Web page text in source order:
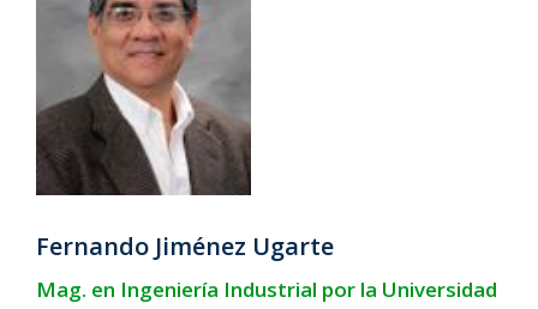
Fernando Jiménez Ugarte
Mag. en Ingeniería Industrial por la Universidad